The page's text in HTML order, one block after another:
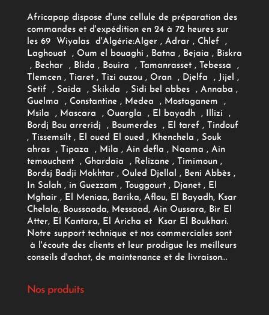
Africapap dispose d'une cellule de préparation des
commandes et d'expédition en 24 à 72 heures sur
les 69 Wiyalas d'Algérie:Alger , Adrar, Chlef ,
Laghouat , Oum el bouaghi , Batna , Bejaia , Biskra
, Bechar , Blida , Bouira , Tamanrasset , Tebessa ,
Tlemcen , Tiaret , Tizi ouzou , Oran , Djelfa , Jijel ,
Setif , Saida , Skikda , Sidi bel abbes , Annaba ,
Guelma , Constantine , Medea , Mostaganem ,
Msila , Mascara , Ouargla , El bayadh , Illizi ,
Bordj Bou arreridj , Boumerdes , El taref , Tindouf
, Tissemsilt , El oued El oued , Khenchela , Souk
ahras , Tipaza , Mila , Ain defla , Naama , Ain
temouchent , Ghardaia , Relizane , Timimoun ,
Bordsj Badji Mokhtar , Ouled Djellal , Beni Abbès ,
In Salah , in Guezzam , Touggourt , Djanet , El
Mghair , El Meniaa, Barika, Aflou, El Bayadh, Ksar
Chelala, Boussaada, Messaad, Ain Oussara, Bir El
Atter, El Kantara, El Aricha et Ksar El Boukhari.
Notre support technique et nos commerciales sont
à l'écoute des clients et leur prodigue les meilleurs
conseils d'achat, de maintenance et de livraison...
Nos produits